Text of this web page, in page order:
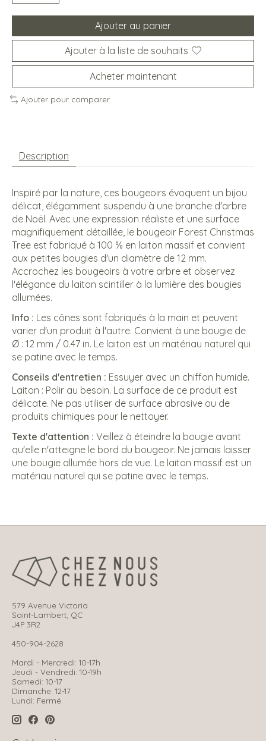
Ajouter au panier
Ajouter à la liste de souhaits
Acheter maintenant
Ajouter pour comparer
Description
Inspiré par la nature, ces bougeoirs évoquent un bijou
délicat, élégamment suspendu à une branche d'arbre
de Noël. Avec une expression réaliste et une surface
magnifiquement détaillée, le bougeoir Forest Christmas
Tree est fabriqué à 100 % en laiton massif et convient
aux petites bougies d'un diamètre de 12 mm.
Accrochez les bougeoirs à votre arbre et observez
l'élégance du laiton scintiller à la lumière des bougies
allumées.
Info : Les cônes sont fabriqués à la main et peuvent
varier d'un produit à l'autre. Convient à une bougie de
Ø : 12 mm / 0.47 in. Le laiton est un matériau naturel qui
se patine avec le temps.
Conseils d'entretien : Essuyer avec un chiffon humide.
Laiton : Polir au besoin. La surface de ce produit est
délicate. Ne pas utiliser de surface abrasive ou de
produits chimiques pour le nettoyer.
Texte d'attention : Veillez à éteindre la bougie avant
qu'elle n'atteigne le bord du bougeoir. Ne jamais laisser
une bougie allumée hors de vue. Le laiton massif est un
matériau naturel qui se patine avec le temps.
579 Avenue Victoria
Saint-Lambert, QC
J4P 3R2
450-904-2628
Mardi - Mercredi: 10-17h
Jeudi - Vendredi: 10-19h
Samedi: 10-17
Dimanche: 12-17
Lundi: Fermé